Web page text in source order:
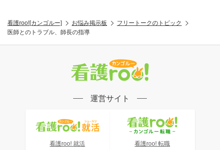
看護roo![カンゴルー] お悩み掲示板
フリートークのトピック
医師とのトラブル、師長の指導
運営サイト
看護roo! 就活 看護roo! 転職